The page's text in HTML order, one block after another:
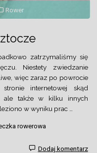
Rower
zatrzymaliśmy się
Niestety zwiedzanie
więc zaraz po powrocie
internetowej skąd
ale także w kilku innych
w wyniku prac …
rowerowa
Dodaj komentarz